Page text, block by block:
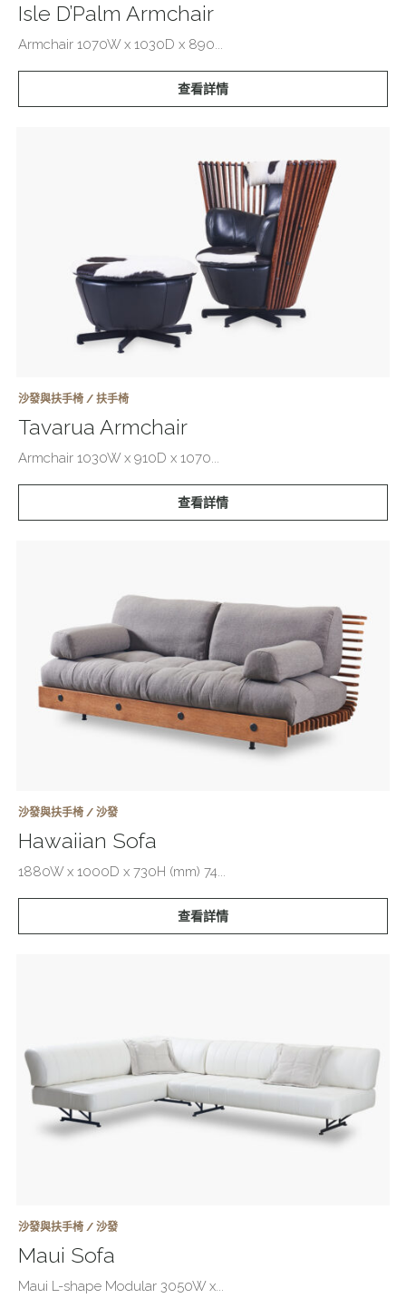
Isle D’Palm Armchair
Armchair 1070W x 1030D x 890...
查看詳情
沙發與扶手椅 / 扶手椅
Tavarua Armchair
Armchair 1030W x 910D x 1070...
查看詳情
沙發與扶手椅 / 沙發
Hawaiian Sofa
1880W x 1000D x 730H (mm) 74...
查看詳情
沙發與扶手椅 / 沙發
Maui Sofa
Maui L-shape Modular 3050W x...